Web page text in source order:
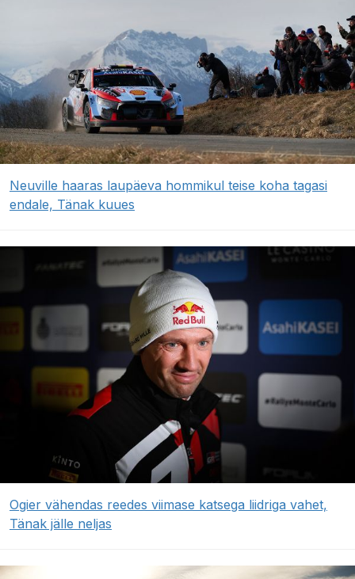
Neuville haaras laupäeva hommikul teise koha tagasi
endale, Tänak kuues
Ogier vähendas reedes viimase katsega liidriga vahet,
Tänak jälle neljas